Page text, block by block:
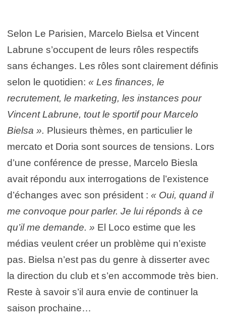
Selon Le Parisien, Marcelo Bielsa et Vincent
Labrune s’occupent de leurs rôles respectifs
sans échanges. Les rôles sont clairement définis
selon le quotidien: « Les finances, le
recrutement, le marketing, les instances pour
Vincent Labrune, tout le sportif pour Marcelo
Bielsa ». Plusieurs thèmes, en particulier le
mercato et Doria sont sources de tensions. Lors
d’une conférence de presse, Marcelo Biesla
avait répondu aux interrogations de l’existence
d’échanges avec son président : « Oui, quand il
me convoque pour parler. Je lui réponds à ce
qu’il me demande. » El Loco estime que les
médias veulent créer un problème qui n’existe
pas. Bielsa n’est pas du genre à disserter avec
la direction du club et s’en accommode très bien.
Reste à savoir s’il aura envie de continuer la
saison prochaine…